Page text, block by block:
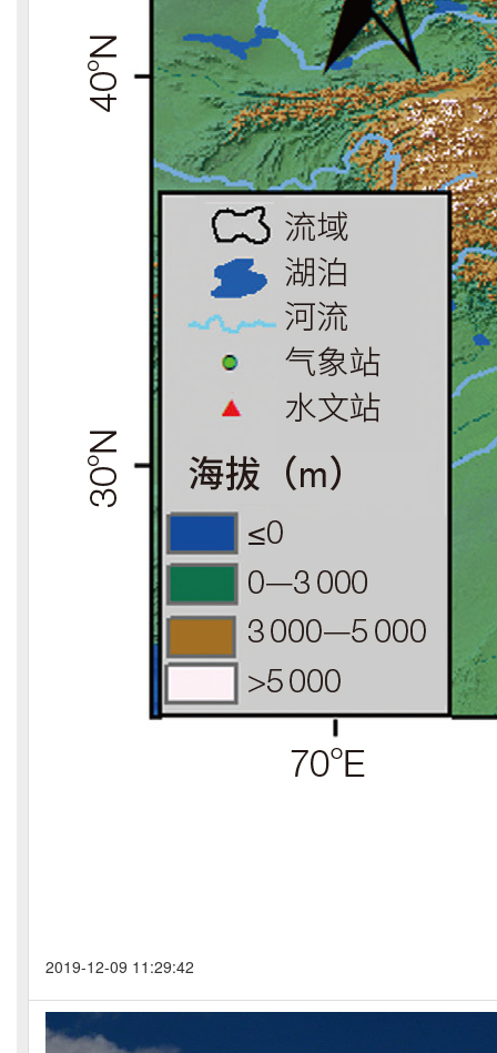
2019-12-09 11:29:42